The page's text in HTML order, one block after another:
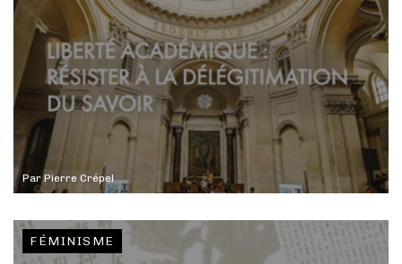
ParPierre Crépel
FÉMINISME